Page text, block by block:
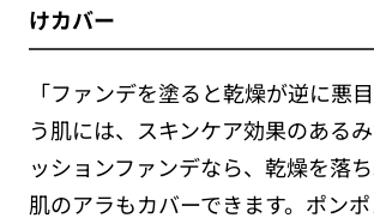
けカバー
「ファンデを塗ると乾燥が逆に悪
う肌には、スキンケア効果のある
ッションファンデなら、乾燥を落
肌のアラもカバーできます。ポン